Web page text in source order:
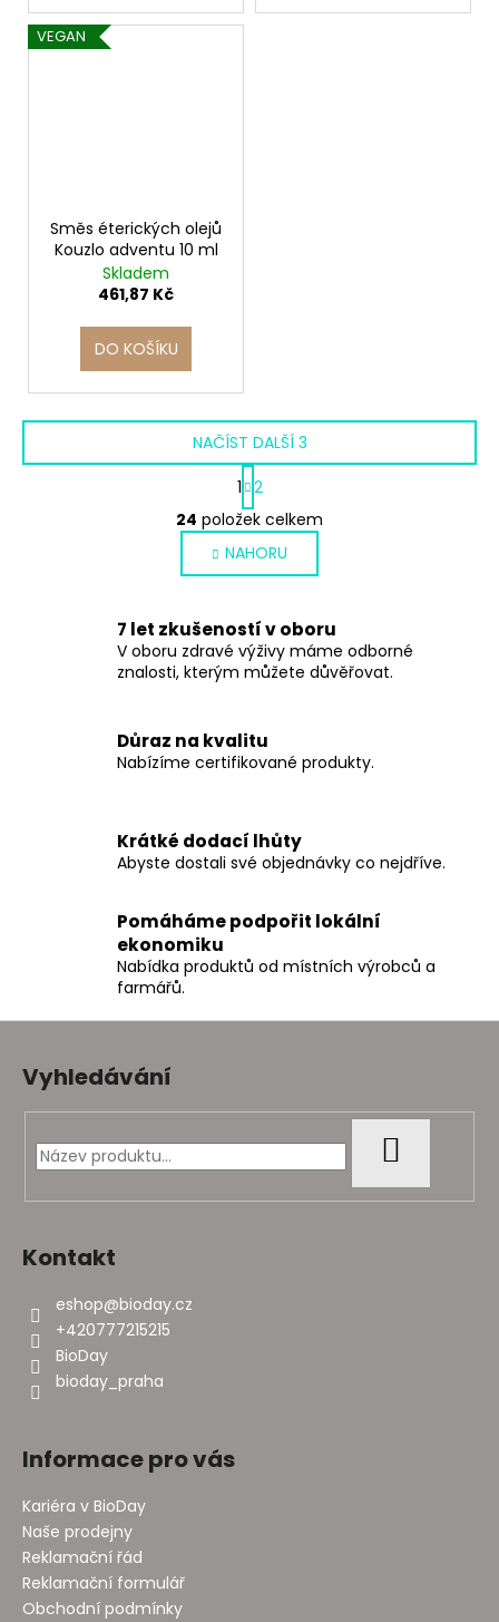
VEGAN
Směs éterických olejů
Kouzlo adventu 10 ml
Skladem
461,87 Kč
DO KOŠÍKU
O
v
l
á
a
c
í
r
v
k
v
ý
p
s
u
NAČÍST DALŠÍ 3
S
t
r
á
n
k
v
á
n
í
1 2
24 položek celkem
NAHORU
7 let zkušeností v oboru
V oboru zdravé výživy máme odborné
znalosti, kterým můžete důvěřovat.
Důraz na kvalitu
Nabízíme certifikované produkty.
Krátké dodací lhůty
Abyste dostali své objednávky co nejdříve.
Pomáháme podpořit lokální
ekonomiku
Nabídka produktů od místních výrobců a
farmářů.
Vyhledávání
Kontakt
eshop@bioday.cz
+420777215215
BioDay
bioday_praha
Informace pro vás
Kariéra v BioDay
Naše prodejny
Reklamační řád
Reklamační formulář
Obchodní podmínky